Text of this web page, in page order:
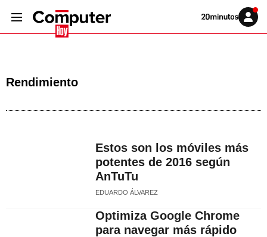
Volver
Iniciar
sesión
Rendimiento
Estos son los móviles más
potentes de 2016 según
AnTuTu
EDUARDO ÁLVAREZ
Optimiza Google Chrome
para navegar más rápido